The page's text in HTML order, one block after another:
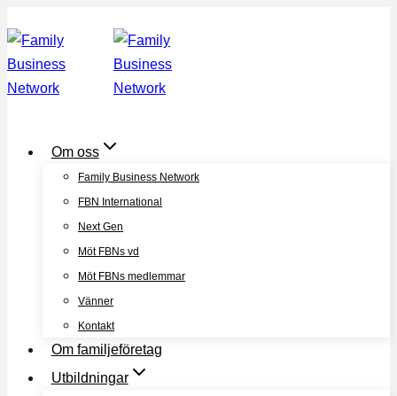
to
content
Om oss
Family Business Network
FBN International
Next Gen
Möt FBNs vd
Möt FBNs medlemmar
Vänner
Kontakt
Om familjeföretag
Utbildningar